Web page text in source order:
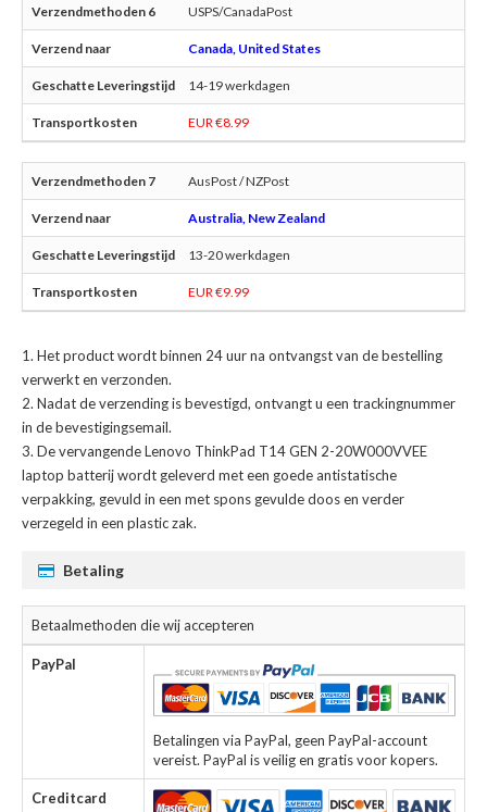
USPS/CanadaPost
Canada, United States
14-19 werkdagen
EUR €8.99
AusPost / NZPost
Australia, New Zealand
13-20 werkdagen
EUR €9.99
Het product wordt binnen 24 uur na ontvangst van de bestelling
verwerkt en verzonden.
Nadat de verzending is bevestigd, ontvangt u een trackingnummer
in de bevestigingsemail.
Devervangende Lenovo ThinkPad T14 GEN 2-20W000VVEE
laptop batterijwordt geleverd met een goede antistatische
verpakking, gevuld in een met spons gevulde doos en verder
verzegeld in een plastic zak.
Betaling
Betaalmethoden die wij accepteren
PayPal
Betalingen via PayPal, geen PayPal-account
vereist. PayPal is veilig en gratis voor kopers.
Creditcard